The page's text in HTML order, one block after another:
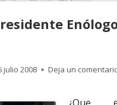
julio 2008 Deja un